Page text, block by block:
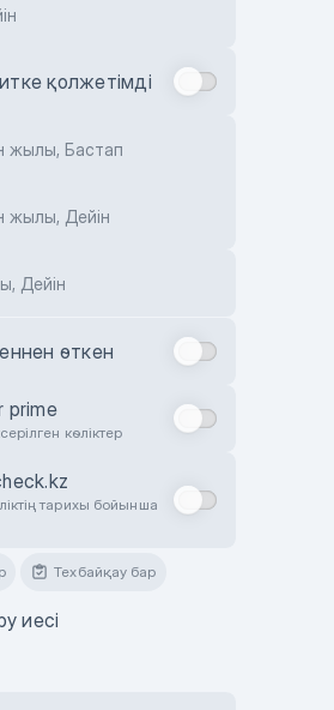
қолжетімді
жылы, Бастап
жылы, Дейін
Дейін
өткен
prime
көліктер
тарихы бойынша
Техбайқау бар
иесі